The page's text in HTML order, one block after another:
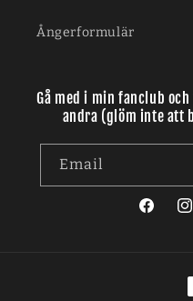
Ångerformulär
Gå med i min fanclub
andra (glöm inte att
Email
Facebook